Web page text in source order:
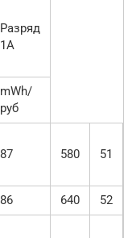
Разряд
1А
mWh/
руб
87 580 51
86 640
52